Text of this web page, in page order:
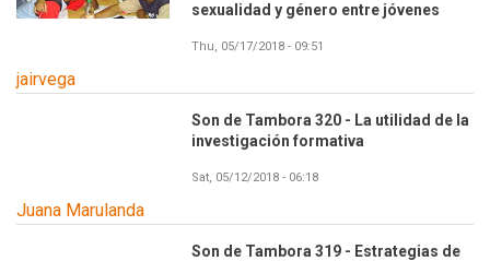
sexualidad y género entre jóvenes
Thu, 05/17/2018 - 09:51
jairvega
Son de Tambora 320 - La utilidad de la
investigación formativa
Sat, 05/12/2018 - 06:18
Juana Marulanda
Son de Tambora 319 - Estrategias de